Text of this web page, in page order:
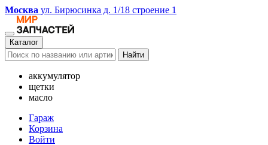
Москва ул. Бирюсинка д. 1/18 строение 1
Каталог
Найти
аккумулятор
щетки
масло
Гараж
Корзина
Войти